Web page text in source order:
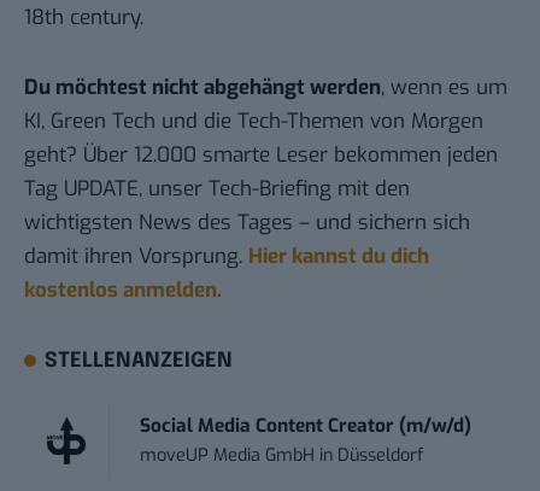
18th century.
Du möchtest nicht abgehängt werden, wenn es um
KI, Green Tech und die Tech-Themen von Morgen
geht? Über 12.000 smarte Leser bekommen jeden
Tag UPDATE, unser Tech-Briefing mit den
wichtigsten News des Tages – und sichern sich
damit ihren Vorsprung. Hier kannst du dich
kostenlos anmelden.
STELLENANZEIGEN
Social Media Content Creator (m/w/d)
moveUP Media GmbH in Düsseldorf